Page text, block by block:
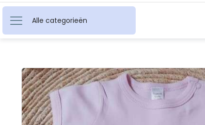
Alle categorieën